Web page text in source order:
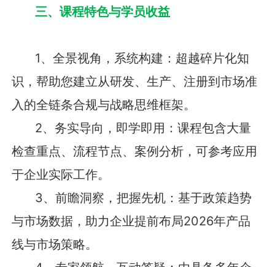
三、课程特色与学员收益
1、全景视角，系统构建：超越碎片化知
识，帮助您建立从研发、生产、注册到市场准
入的全链条合规与战略思维框架。
2、务实导向，即学即用：课程包含大量
检查重点、流程节点、案例分析，可参考应用
于企业实际工作。
3、前瞻洞察，把握先机：基于政策趋势
与市场数据，助力企业提前布局2026年产品
线与市场策略。